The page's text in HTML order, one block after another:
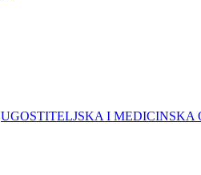
UGOSTITELJSKA I MEDICINSKA